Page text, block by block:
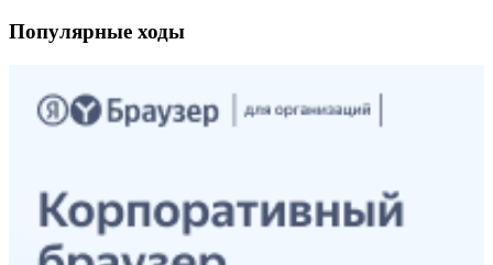
Популярные ходы